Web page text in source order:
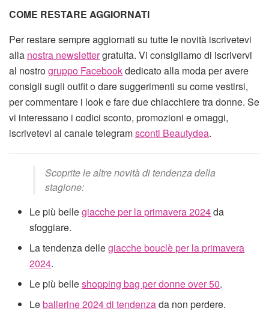
COME RESTARE AGGIORNATI
Per restare sempre aggiornati su tutte le novità iscrivetevi
alla nostra newslettergratuita. Vi consigliamo di iscrivervi
al nostrogruppo Facebookdedicato alla moda per avere
consigli sugli outfit o dare suggerimenti su come vestirsi,
per commentare i look e fare due chiacchiere tra donne. Se
vi interessano i codici sconto, promozioni e omaggi,
iscrivetevi al canale telegramsconti Beautydea.
Scoprite le altre novità di tendenza della
stagione:
Le più bellegiacche per la primavera 2024da
sfoggiare.
La tendenza dellegiacche bouclè per la primavera
2024.
Le più belleshopping bag per donne over 50.
Leballerine 2024 di tendenzada non perdere.